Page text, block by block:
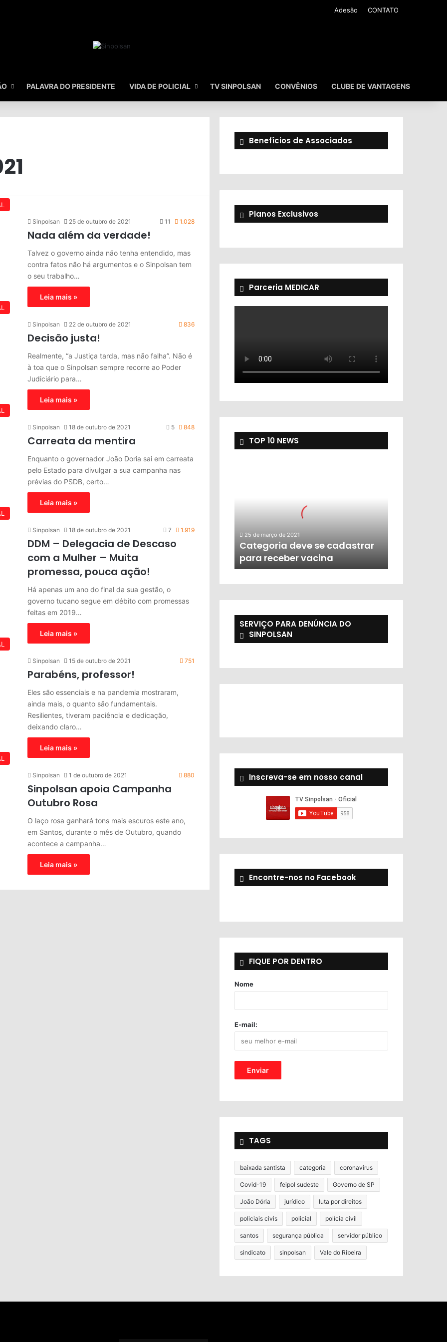
Adesão CONTATO
PALAVRA DO PRESIDENTE VIDA DE POLICIAL TV SINPOLSAN CONVÊNIOS CLUBE DE VANTAGENS
Sinpolsan 25 de outubro de 2021 11 1.028
Nada além da verdade!
Talvez o governo ainda não tenha entendido, mas
contra fatos não há argumentos e o Sinpolsan tem
o seu trabalho…
Leia mais »
Sinpolsan 22 de outubro de 2021 836
Decisão justa!
Realmente, “a Justiça tarda, mas não falha”. Não é
à toa que o Sinpolsan sempre recorre ao Poder
Judiciário para…
Leia mais »
Sinpolsan 18 de outubro de 2021 5 848
Carreata da mentira
Enquanto o governador João Doria sai em carreata
pelo Estado para divulgar a sua campanha nas
prévias do PSDB, certo…
Leia mais »
Sinpolsan 18 de outubro de 2021 7 1.919
DDM – Delegacia de Descaso
com a Mulher – Muita
promessa, pouca ação!
Há apenas um ano do final da sua gestão, o
governo tucano segue em débito com promessas
feitas em 2019…
Leia mais »
Sinpolsan 15 de outubro de 2021 751
Parabéns, professor!
Eles são essenciais e na pandemia mostraram,
ainda mais, o quanto são fundamentais.
Resilientes, tiveram paciência e dedicação,
deixando claro…
Leia mais »
Sinpolsan 1 de outubro de 2021 880
Sinpolsan apoia Campanha
Outubro Rosa
O laço rosa ganhará tons mais escuros este ano,
em Santos, durante o mês de Outubro, quando
acontece a campanha…
Leia mais »
Benefícios de Associados
Planos Exclusivos
Parceria MEDICAR
TOP 10 NEWS
25 de março de 2021
Categoria deve se cadastrar
para receber vacina
SERVIÇO PARA DENÚNCIA DO
SINPOLSAN
Inscreva-se em nosso canal
Encontre-nos no Facebook
FIQUE POR DENTRO
Nome
E-mail:
TAGS
baixada santista categoria coronavirus
Covid-19 feipol sudeste Governo de SP
João Dória jurídico luta por direitos
policiais civis policial polícia civil
santos segurança pública servidor público
sindicato sinpolsan Vale do Ribeira